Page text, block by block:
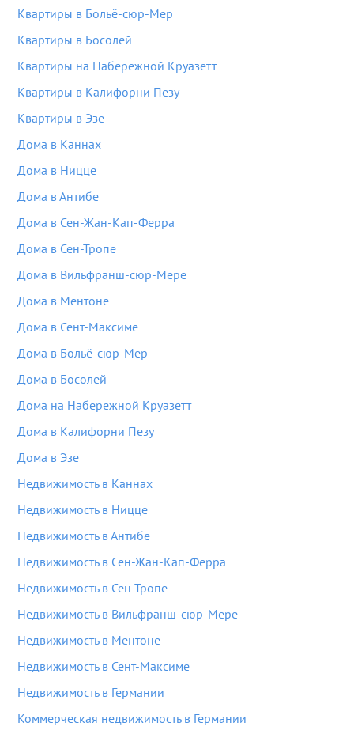
Квартиры в Больё-сюр-Мер
Квартиры в Босолей
Квартиры на Набережной Круазетт
Квартиры в Калифорни Пезу
Квартиры в Эзе
Дома в Каннах
Дома в Ницце
Дома в Антибе
Дома в Сен-Жан-Кап-Ферра
Дома в Сен-Тропе
Дома в Вильфранш-сюр-Мере
Дома в Ментоне
Дома в Сент-Максиме
Дома в Больё-сюр-Мер
Дома в Босолей
Дома на Набережной Круазетт
Дома в Калифорни Пезу
Дома в Эзе
Недвижимость в Каннах
Недвижимость в Ницце
Недвижимость в Антибе
Недвижимость в Сен-Жан-Кап-Ферра
Недвижимость в Сен-Тропе
Недвижимость в Вильфранш-сюр-Мере
Недвижимость в Ментоне
Недвижимость в Сент-Максиме
Недвижимость в Германии
Коммерческая недвижимость в Германии